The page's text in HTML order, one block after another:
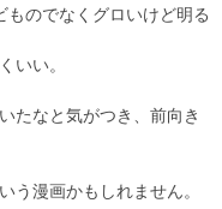
のでなくグロいけど明る
いい。
たなと気がつき、前向き
う漫画かもしれません。